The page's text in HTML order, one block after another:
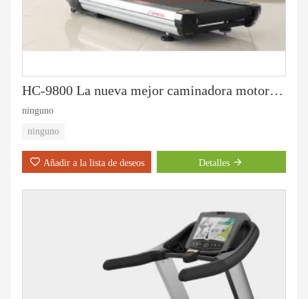
HC-9800 La nueva mejor caminadora motorizada comercial
ninguno
ninguno
Añadir a la lista de deseos Detalles